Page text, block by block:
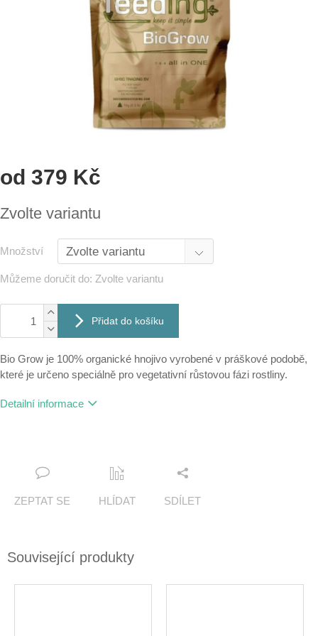
od 379 Kč
cena:
Zvolte variantu
Množství
Můžeme doručit do: Zvolte variantu
Přidat do košíku
Bio Grow je 100% organické hnojivo vyrobené v práškové podobě,
které je určeno speciálně pro vegetativní růstovou fázi rostliny.
Detailní informace
ZEPTAT SE HLÍDAT SDÍLET
Související produkty